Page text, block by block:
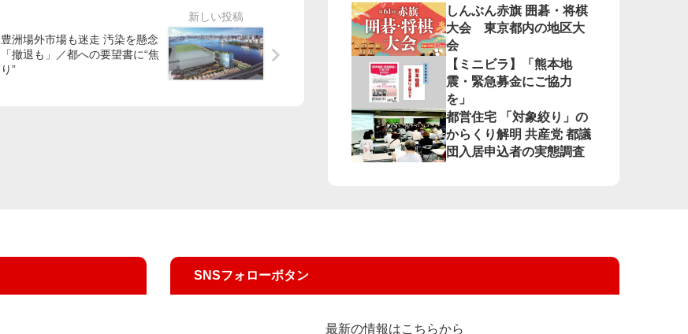
豊洲場外市場も迷走 汚染を懸念
「撤退も」／都への要望書に“焦
り”
しんぶん赤旗 囲碁・将棋
大会 東京都内の地区大
会
【ミニビラ】「熊本地
震・緊急募金にご協力
を」
都営住宅 「対象絞り」の
からくり解明 共産党 都議
団入居申込者の実態調査
SNSフォローボタン
最新の情報はこちらから